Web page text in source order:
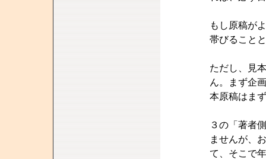
もし原稿が
帯びること
ただし、見
ん。まず企
本原稿はま
３の「著者
ませんが、
て、そこで